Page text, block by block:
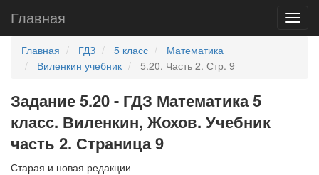
Главная
Главная ГДЗ 5 класс
Математика
Виленкин учебник
5.20. Часть 2. Стр. 9
Задание 5.20 - ГДЗ Математика 5
класс. Виленкин, Жохов. Учебник
часть 2. Страница 9
Старая и новая редакции